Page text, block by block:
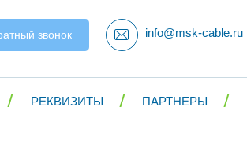
звонок info@msk-cable.ru
РЕКВИЗИТЫ ПАРТНЕРЫ